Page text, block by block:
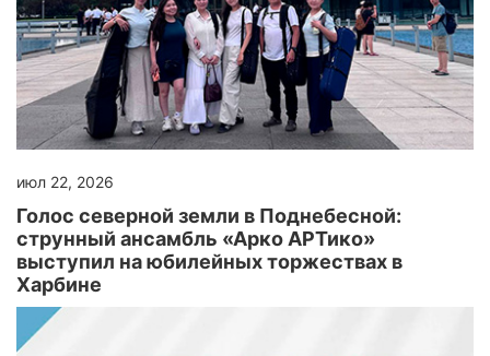
июл 22, 2026
Голос северной земли в Поднебесной:
струнный ансамбль «Арко АРТико»
выступил на юбилейных торжествах в
Харбине